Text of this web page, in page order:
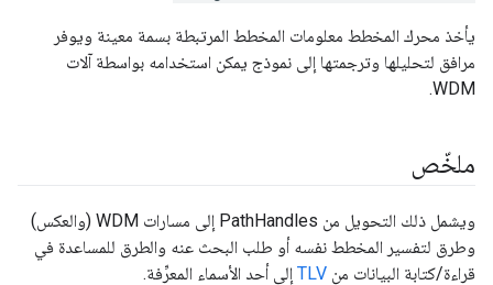
يأخذ محرك المخطط معلومات المخطط المرتبطة بسمة معينة ويوفر
مرافق لتحليلها وترجمتها إلى نموذج يمكن استخدامه بواسطة آلات
WDM.
ملخّص
ويشمل ذلك التحويل من PathHandles إلى مسارات WDM (والعكس)
وطرق لتفسير المخطط نفسه أو طلب البحث عنه والطرق للمساعدة في
قراءة/كتابة البيانات من TLV إلى أحد الأسماء المعرِّفة.